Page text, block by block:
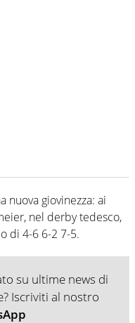
nuova giovinezza: ai
nel derby tedesco,
di 4-6 6-2 7-5.
su ultime news di
Iscriviti al nostro